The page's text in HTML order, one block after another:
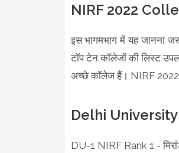
NIRF 2022
इस भागमभाग में यह जानना
टॉप टेन कॉलेजों की लिस्ट
अच्छे कॉलेज हैं। NIRF
Delhi
DU-1 NIRF Rank 1 -